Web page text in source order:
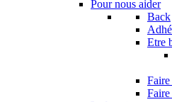
Pour nous aider
Back
Etre